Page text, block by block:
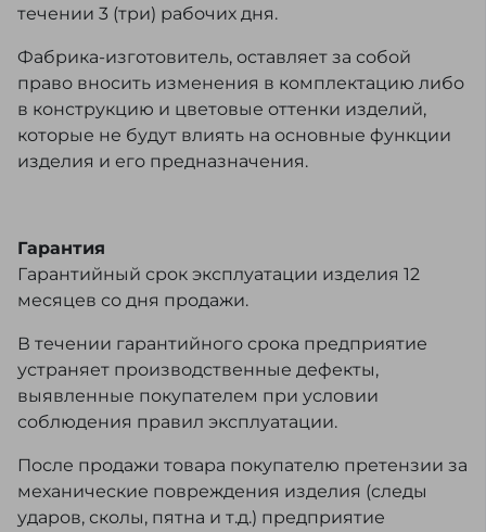
течении 3 (три) рабочих дня.
Фабрика-изготовитель, оставляет за собой
право вносить изменения в комплектацию либо
в конструкцию и цветовые оттенки изделий,
которые не будут влиять на основные функции
изделия и его предназначения.
Гарантия
Гарантийный срок эксплуатации изделия 12
месяцев со дня продажи.
В течении гарантийного срока предприятие
устраняет производственные дефекты,
выявленные покупателем при условии
соблюдения правил эксплуатации.
После продажи товара покупателю претензии за
механические повреждения изделия (следы
ударов, сколы, пятна и т.д.) предприятие